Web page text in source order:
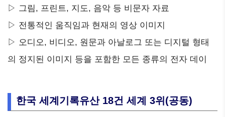
▷ 그림, 프린트, 지도, 음악 등 비문자 자료
▷ 전통적인 움직임과 현재의 영상 이미지
▷ 오디오, 비디오, 원문과 아날로그 또는 디지털 형태
의 정지된 이미지 등을 포함한 모든 종류의 전자 데이
한국 세계기록유산 18건 세계 3위(공동)